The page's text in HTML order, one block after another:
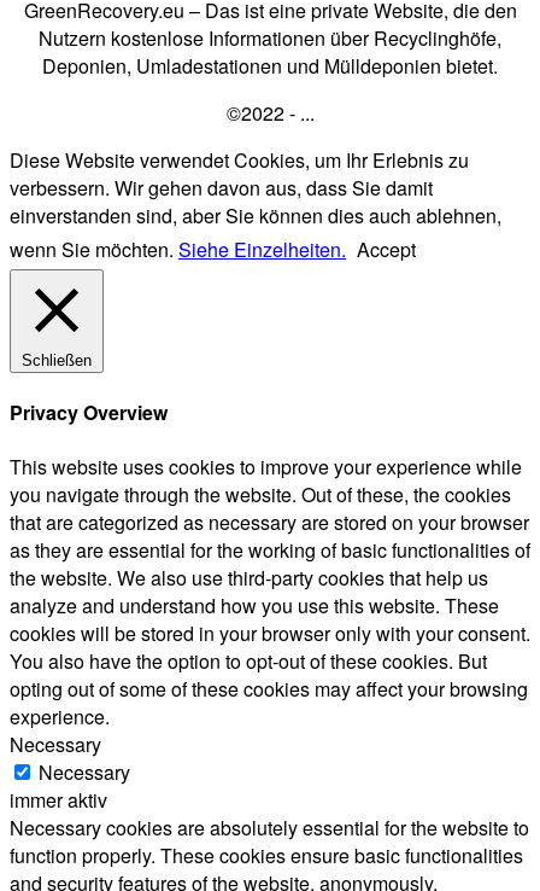
GreenRecovery.eu – Das ist eine private Website, die den
Nutzern kostenlose Informationen über Recyclinghöfe,
Deponien, Umladestationen und Mülldeponien bietet.
©2022 - ...
Diese Website verwendet Cookies, um Ihr Erlebnis zu
verbessern. Wir gehen davon aus, dass Sie damit
einverstanden sind, aber Sie können dies auch ablehnen,
wenn Sie möchten. Siehe Einzelheiten. Accept
Schließen
Privacy Overview
This website uses cookies to improve your experience while
you navigate through the website. Out of these, the cookies
that are categorized as necessary are stored on your browser
as they are essential for the working of basic functionalities of
the website. We also use third-party cookies that help us
analyze and understand how you use this website. These
cookies will be stored in your browser only with your consent.
You also have the option to opt-out of these cookies. But
opting out of some of these cookies may affect your browsing
experience.
Necessary
Necessary
immer aktiv
Necessary cookies are absolutely essential for the website to
function properly. These cookies ensure basic functionalities
and security features of the website, anonymously.